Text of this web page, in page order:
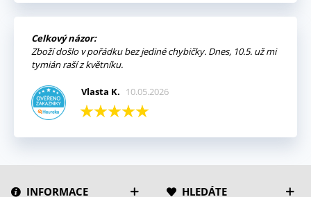
Celkový názor:
Zboží došlo v pořádku bez jediné chybičky. Dnes, 10.5. už mi
tymián raší z květníku.
Vlasta K. 10.05.2026
INFORMACE HLEDÁTE